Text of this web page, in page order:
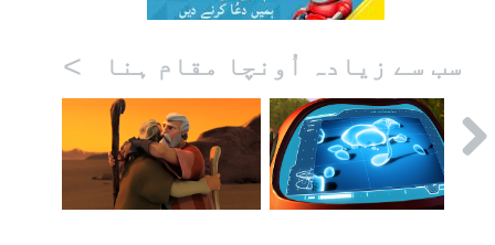
سب سے زیادہ اُونچا مقام ہنا >